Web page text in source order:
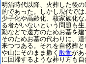
明治時代以降、火葬した後
的であった。しかし現代で
少子化や高齢化、核家族化
る者がいないという問題も
勤などで遠方のためお墓を
そのためお墓の代わりに、
来つつある。それを自然葬
や山にそのまま撒く 散骨があ
に回帰するような葬り方も自